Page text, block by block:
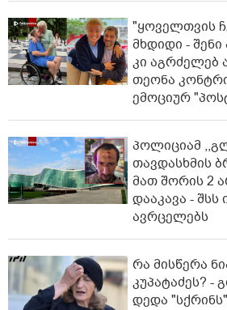
"ყოველთვის
მხდიდი -
კი აგრძელებ
თეონა
ემოციურ
პოლიციამ
თავდასხმის
მათ შორის 2
დააკავა -
ავრცელებს
რა მისწერა
კუპატაძეს? -
დედა